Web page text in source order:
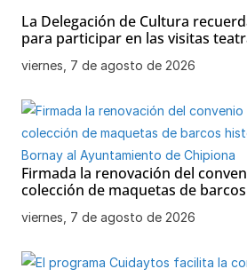
La Delegación de Cultura
para participar en las visitas
de Chipiona
viernes, 7 de agosto de 2026
Firmada la renovación del
colección de maquetas de
Bornay al Ayuntamiento de
viernes, 7 de agosto de 2026